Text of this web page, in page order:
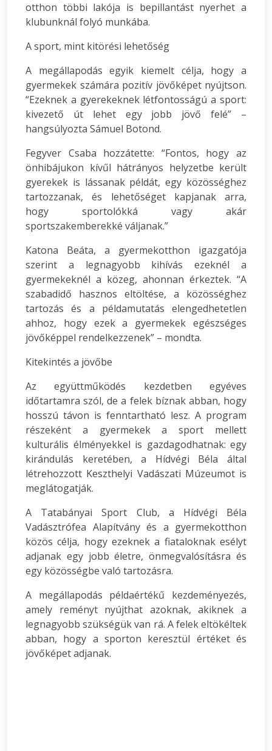
otthon többi lakója is bepillantást nyerhet a
klubunknál folyó munkába.
A sport, mint kitörési lehetőség
A megállapodás egyik kiemelt célja, hogy a
gyermekek számára pozitív jövőképet nyújtson.
“Ezeknek a gyerekeknek létfontosságú a sport:
kivezető út lehet egy jobb jövő felé” –
hangsúlyozta Sámuel Botond.
Fegyver Csaba hozzátette: “Fontos, hogy az
önhibájukon kívűl hátrányos helyzetbe került
gyerekek is lássanak példát, egy közösséghez
tartozzanak, és lehetőséget kapjanak arra,
hogy sportolókká vagy akár
sportszakemberekké váljanak.”
Katona Beáta, a gyermekotthon igazgatója
szerint a legnagyobb kihívás ezeknél a
gyermekeknél a közeg, ahonnan érkeztek. “A
szabadidő hasznos eltöltése, a közösséghez
tartozás és a példamutatás elengedhetetlen
ahhoz, hogy ezek a gyermekek egészséges
jövőképpel rendelkezzenek” – mondta.
Kitekintés a jövőbe
Az együttműködés kezdetben egyéves
időtartamra szól, de a felek bíznak abban, hogy
hosszú távon is fenntartható lesz. A program
részeként a gyermekek a sport mellett
kulturális élményekkel is gazdagodhatnak: egy
kirándulás keretében, a Hídvégi Béla által
létrehozzott Keszthelyi Vadászati Múzeumot is
meglátogatják.
A Tatabányai Sport Club, a Hídvégi Béla
Vadásztrófea Alapítvány és a gyermekotthon
közös célja, hogy ezeknek a fiataloknak esélyt
adjanak egy jobb életre, önmegvalósításra és
egy közösségbe való tartozásra.
A megállapodás példaértékű kezdeményezés,
amely reményt nyújthat azoknak, akiknek a
legnagyobb szükségük van rá. A felek eltökéltek
abban, hogy a sporton keresztül értéket és
jövőképet adjanak.